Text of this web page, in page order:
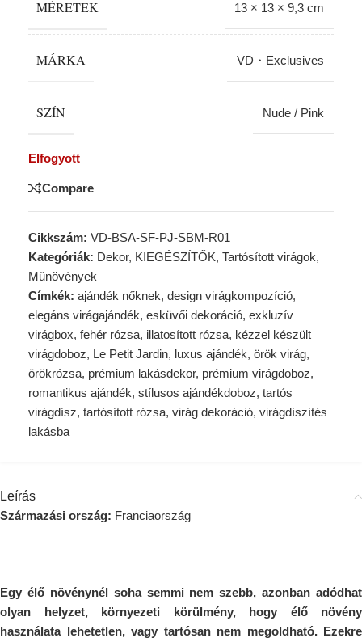
MÉRETEK 13 × 13 × 9,3 cm
MÁRKA VD・Exclusives
SZÍN Nude / Pink
Elfogyott
Compare
Cikkszám: VD-BSA-SF-PJ-SBM-R01
Kategóriák: Dekor, KIEGÉSZÍTŐK, Tartósított virágok,
Műnövények
Címkék: ajándék nőknek, design virágkompozíció,
elegáns virágajándék, esküvői dekoráció, exkluzív
virágbox, fehér rózsa, illatosított rózsa, kézzel készült
virágdoboz, Le Petit Jardin, luxus ajándék, örök virág,
örökrózsa, prémium lakásdekor, prémium virágdoboz,
romantikus ajándék, stílusos ajándékdoboz, tartós
virágdísz, tartósított rózsa, virág dekoráció, virágdíszítés
lakásba
Leírás
Származási ország: Franciaország
Egy élő növénynél soha semmi nem szebb, azonban adódhat
olyan helyzet, környezeti körülmény, hogy élő növény
használata lehetetlen, vagy tartósan nem megoldható. Ezekre